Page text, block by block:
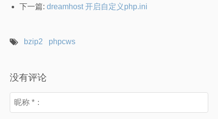
下一篇: dreamhost 开启自定义php.ini
bzip2 phpcws
没有评论